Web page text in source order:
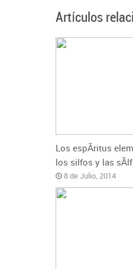
Artículos
Los espÃ­ritus
los silfos y las
8 de Julio, 2014